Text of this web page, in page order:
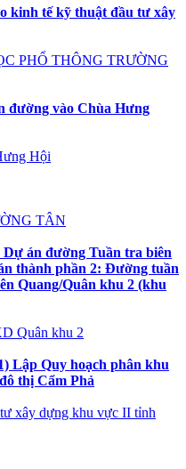
kinh tế kỹ thuật đầu tư xây
PHỔ THÔNG TRƯỜNG
đường vào Chùa Hưng
Hội
TÂN
án đường Tuần tra biên
thành phần 2: Đường tuần
Quang/Quân khu 2 (khu
Quân khu 2
Lập Quy hoạch phân khu
thị Cẩm Phả
xây dựng khu vực II tỉnh